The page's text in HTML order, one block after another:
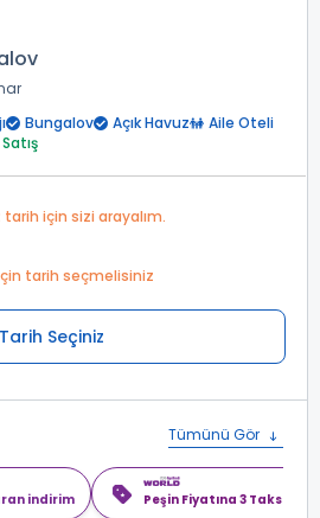
Bungalov Açık Havuz
Aile Oteli
için sizi arayalım.
tarih seçmelisiniz
Tarih Seçiniz
Tümünü Gör
indirim Peşin Fiyatına 3 Taksit